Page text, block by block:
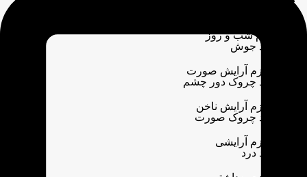
شب و روز
آرایش صورت
آرایش ناخن
آرایشی
تیرگی و پف دور چشم
چروک دور چشم
چروک صورت